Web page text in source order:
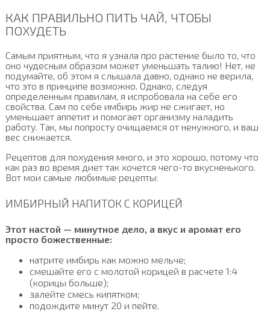
КАК ПРАВИЛЬНО ПИТЬ ЧАЙ, ЧТОБЫ
ПОХУДЕТЬ
Самым приятным, что я узнала про растение было то, что
оно чудесным образом может уменьшать талию! Нет, не
подумайте, об этом я слышала давно, однако не верила,
что это в принципе возможно. Однако, следуя
определенным правилам, я испробовала на себе его
свойства. Сам по себе имбирь жир не сжигает, но
уменьшает аппетит и помогает организму наладить
работу. Так, мы попросту очищаемся от ненужного, и ваш
вес снижается.
Рецептов для похудения много, и это хорошо, потому что
как раз во время диет так хочется чего-то вкусненького.
Вот мои самые любимые рецепты:
ИМБИРНЫЙ НАПИТОК С КОРИЦЕЙ
Этот настой — минутное дело, а вкус и аромат его
просто божественные:
натрите имбирь как можно мельче;
смешайте его с молотой корицей в расчете 1:4
(корицы больше);
залейте смесь кипятком;
подождите минут 20 и пейте.